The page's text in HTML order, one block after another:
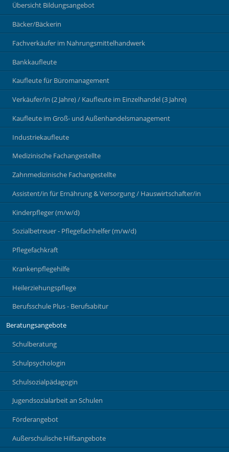
Übersicht Bildungsangebot
Bäcker/Bäckerin
Fachverkäufer im Nahrungsmittelhandwerk
Bankkaufleute
Kaufleute für Büromanagement
Verkäufer/in (2 Jahre) / Kaufleute im Einzelhandel (3 Jahre)
Kaufleute im Groß- und Außenhandelsmanagement
Industriekaufleute
Medizinische Fachangestellte
Zahnmedizinische Fachangestellte
Assistent/in für Ernährung & Versorgung / Hauswirtschafter/in
Kinderpfleger (m/w/d)
Sozialbetreuer - Pflegefachhelfer (m/w/d)
Pflegefachkraft
Krankenpflegehilfe
Heilerziehungspflege
Berufsschule Plus - Berufsabitur
Beratungsangebote
Schulberatung
Schulpsychologin
Schulsozialpädagogin
Jugendsozialarbeit an Schulen
Förderangebot
Außerschulische Hilfsangebote